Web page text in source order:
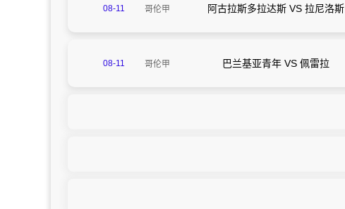
08-11 哥伦甲 阿古拉斯多拉达斯 VS 拉尼洛斯
08-11 哥伦甲 巴兰基亚青年 VS 佩雷拉